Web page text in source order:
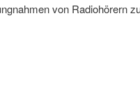
von Radiohörern